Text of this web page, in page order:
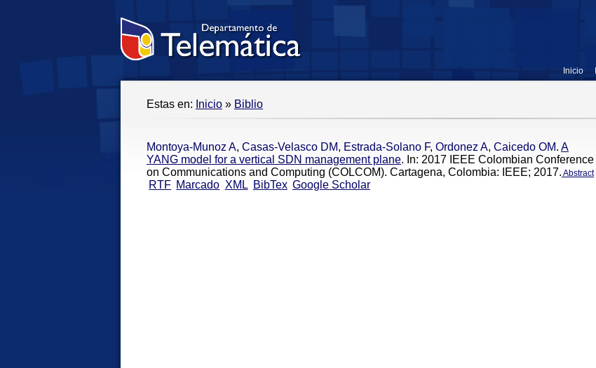
Inicio
Estas en: Inicio » Biblio
Montoya-Munoz A, Casas-Velasco DM, Estrada-Solano F, Ordonez A, Caicedo OM. A
YANG model for a vertical SDN management plane. In: 2017 IEEE Colombian Conference
on Communications and Computing (COLCOM). Cartagena, Colombia: IEEE; 2017. Abstract
RTF Marcado XML BibTex Google Scholar